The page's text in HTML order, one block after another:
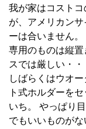
我が家はコスト
が、アメリカン
ーは合いません。
専用のものは縦
スでは厳しい・・
しばらくはウオ
ト式ホルダーを
いち。 やっぱり
でもいいものがな